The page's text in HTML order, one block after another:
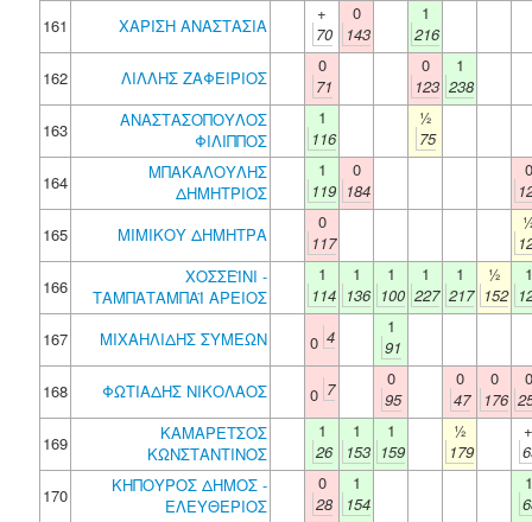
161
ΧΑΡΙΣΗ ΑΝΑΣΤΑΣΙΑ
+
70
0
143
1
216
162
ΛΙΛΛΗΣ ΖΑΦΕΙΡΙΟΣ
0
71
0
123
1
238
163
ΑΝΑΣΤΑΣΟΠΟΥΛΟΣ
ΦΙΛΙΠΠΟΣ
1
116
½
75
164
ΜΠΑΚΑΛΟΥΛΗΣ
ΔΗΜΗΤΡΙΟΣ
1
119
0
184
0
165
ΜΙΜΙΚΟΥ ΔΗΜΗΤΡΑ
0
117
166
ΧΟΣΣΕΪΝΙ -
ΤΑΜΠΑΤΑΜΠΑΪ ΑΡΕΙΟΣ
1
114
1
136
1
100
1
227
1
217
½
152
1
167
ΜΙΧΑΗΛΙΔΗΣ ΣΥΜΕΩΝ 0 4
1
91
168
ΦΩΤΙΑΔΗΣ ΝΙΚΟΛΑΟΣ 0 7
0
95
0
47
0
176
0
169
ΚΑΜΑΡΕΤΣΟΣ
ΚΩΝΣΤΑΝΤΙΝΟΣ
1
26
1
153
1
159
½
179
+
170
ΚΗΠΟΥΡΟΣ ΔΗΜΟΣ -
ΕΛΕΥΘΕΡΙΟΣ
0
28
1
154
1